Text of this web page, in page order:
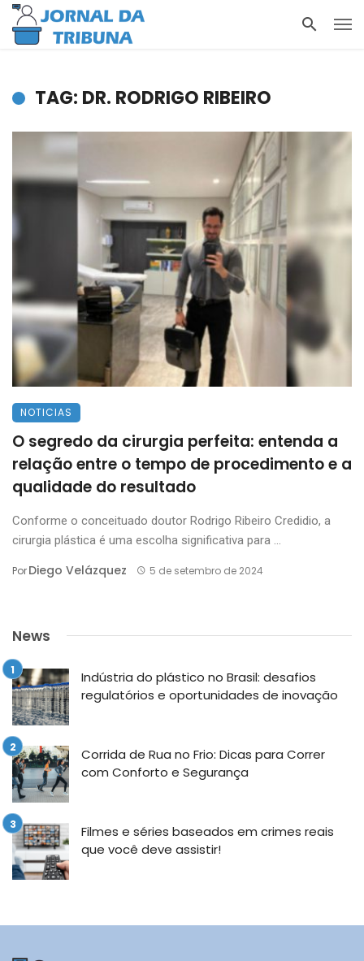
TAG: DR. RODRIGO RIBEIRO
NOTICIAS
O segredo da cirurgia perfeita: entenda a
relação entre o tempo de procedimento e a
qualidade do resultado
Conforme o conceituado doutor Rodrigo Ribeiro Credidio, a
cirurgia plástica é uma escolha significativa para ...
PorDiego Velázquez 5 de setembro de 2024
News
Indústria do plástico no Brasil: desafios
regulatórios e oportunidades de inovação
Corrida de Rua no Frio: Dicas para Correr
com Conforto e Segurança
Filmes e séries baseados em crimes reais
que você deve assistir!